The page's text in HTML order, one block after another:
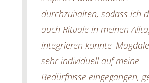
durchzuhalten, sodass ich
auch Rituale in meinen
integrieren konnte.
sehr individuell auf meine
Bedürfnisse eingegangen,